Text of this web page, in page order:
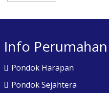
Info Perumahan
Pondok Harapan
Pondok Sejahtera